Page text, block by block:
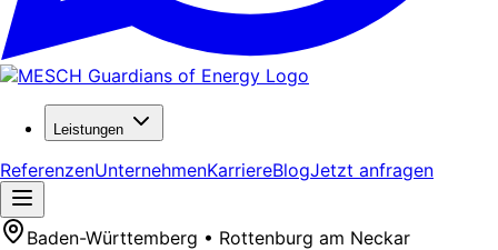
Leistungen
ReferenzenUnternehmenKarriereBlogJetzt anfragen
Baden-Württemberg • Rottenburg am Neckar